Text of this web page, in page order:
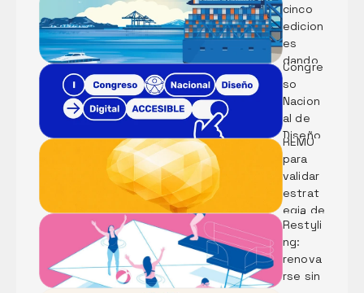
cinco
edicion
es
dando
forma
al
futuro
del
puerto
Partici
pamos
en el I
Congre
so
Nacion
al de
Diseño
Accesi
Métod
o
REMO
para
validar
estrat
egia de
marca
con IA
Rebran
ding vs
Restyli
ng:
renova
rse sin
Diseñar
identid
ad
desde
el